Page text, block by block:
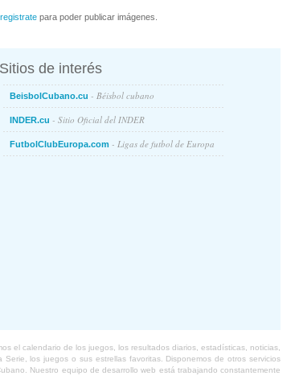
registrate para poder publicar imágenes.
Sitios de interés
BeisbolCubano.cu - Béisbol cubano
INDER.cu - Sitio Oficial del INDER
FutbolClubEuropa.com - Ligas de futbol de Europa
el calendario de los juegos, los resultados diarios, estadísticas, noticias,
los juegos o sus estrellas favoritas. Disponemos de otros servicios
Nuestro equipo de desarrollo web está trabajando constantemente